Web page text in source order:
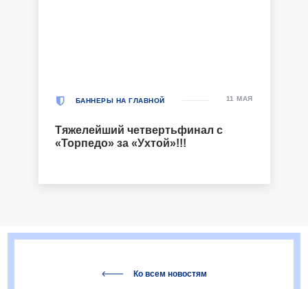
БАННЕРЫ НА ГЛАВНОЙ
Тяжелейший четвертьфинал с
«Торпедо» за «Ухтой»!!!
11 МАЯ
Ко всем новостям